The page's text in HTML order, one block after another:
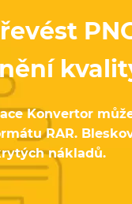
Konvertor
RAR.
nákladů.